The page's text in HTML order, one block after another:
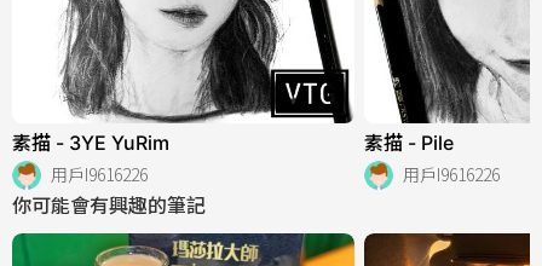
素描 - 3YE YuRim
用戶I9616226
素描 - Pile
用戶I9616226
你可能會有興趣的筆記